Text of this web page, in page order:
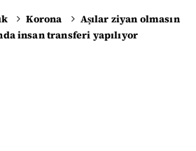
Korona
Aşılar ziyan olmasın
insan transferi yapılıyor